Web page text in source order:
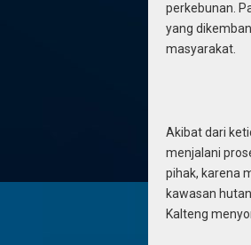
perkebunan.
yang
masyarakat.
Akibat dari
menjalani
pihak, karena
kawasan
Kalteng